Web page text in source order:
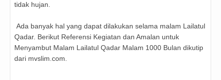
tidak hujan.
Ada banyak hal yang dapat dilakukan selama malam Lailatul
Qadar. Berikut Referensi Kegiatan dan Amalan untuk
Menyambut Malam Lailatul Qadar Malam 1000 Bulan dikutip
dari mvslim.com.